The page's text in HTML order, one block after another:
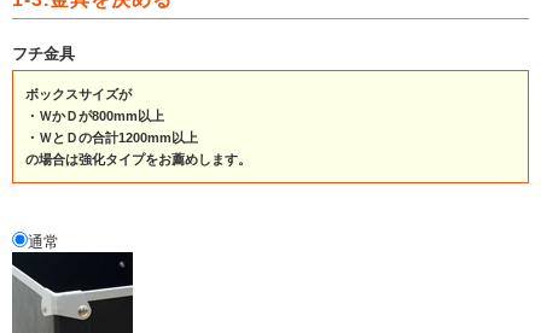
フチ金具
ボックスサイズが
・ＷかＤが800mm以上
・ＷとＤの合計1200mm以上
の場合は強化タイプをお薦めします。
通常